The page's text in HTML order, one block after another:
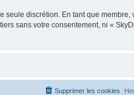
seule discrétion. En tant que membre,
sans votre consentement, ni «
Supprimer les cookies